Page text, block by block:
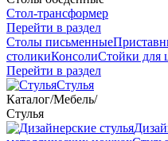
Стол-трансформер
Перейти в раздел
Столы письменные
столикиКонсолиСтойки для
Перейти в раздел
Стулья
Каталог/Мебель/
Стулья